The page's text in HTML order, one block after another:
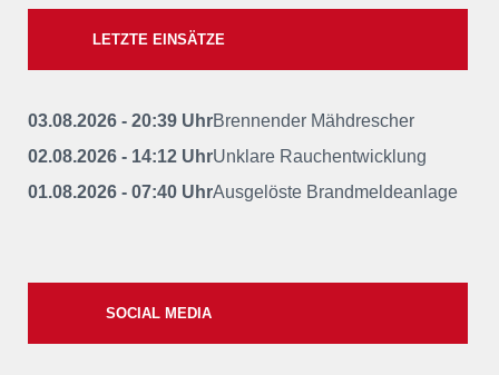
LETZTE EINSÄTZE
03.08.2026 - 20:39 UhrBrennender Mähdrescher
02.08.2026 - 14:12 UhrUnklare Rauchentwicklung
01.08.2026 - 07:40 UhrAusgelöste Brandmeldeanlage
SOCIAL MEDIA